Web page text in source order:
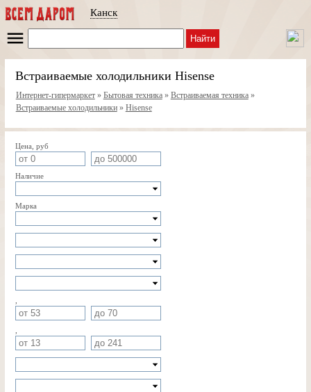
Канск
Найти
Встраиваемые холодильники Hisense
Интернет-гипермаркет» Бытовая техника» Встраиваемая техника»
Встраиваемые холодильники» Hisense
Цена, руб
Наличие
Марка